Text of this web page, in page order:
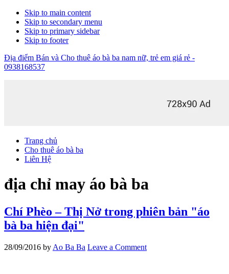
Skip to main content
Skip to secondary menu
Skip to primary sidebar
Skip to footer
Địa điểm Bán và Cho thuê áo bà ba nam nữ, trẻ em giá rẻ -
0938168537
Trang chủ
Cho thuê áo bà ba
Liên Hệ
địa chỉ may áo bà ba
Chí Phèo – Thị Nở trong phiên bản "áo
bà ba hiện đại"
28/09/2016 by Ao Ba Ba Leave a Comment